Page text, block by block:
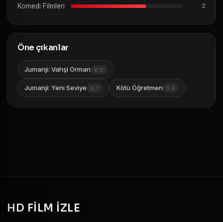
Komedi Filmleri 2
Öne çıkanlar
Jumanji: Vahşi Orman 6,9
Jumanji: Yeni Seviye 6,7 Kötü Öğretmen 5,6
HD FILM IZLE